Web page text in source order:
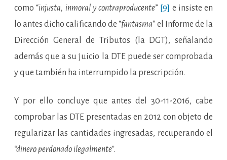
como “injusta, inmoral y contraproducente” [9] e insiste en
lo antes dicho calificando de “fantasma” el Informe de la
Dirección General de Tributos (la DGT), señalando
además que a su juicio la DTE puede ser comprobada
y que también ha interrumpido la prescripción.
Y por ello concluye que antes del 30-11-2016, cabe
comprobar las DTE presentadas en 2012 con objeto de
regularizar las cantidades ingresadas, recuperando el
“dinero perdonado ilegalmente”.